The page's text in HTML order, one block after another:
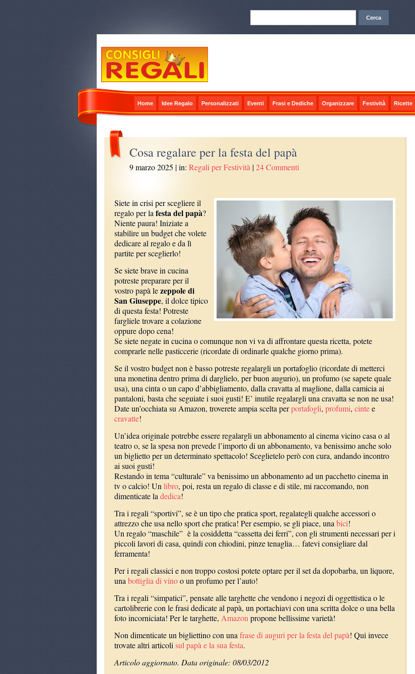
Home Idee Regalo Personalizzati Eventi Frasi e Dediche Organizzare Festività Ricette
Cosa regalare per la festa del papà
9 marzo 2025 | in:Regali per Festività |24 Commenti
Siete in crisi per scegliere il
regalo per lafesta del papà?
Niente paura! Iniziate a
stabilire un budget che volete
dedicare al regalo e da lì
partite per sceglierlo!
Se siete brave in cucina
potreste preparare per il
vostro papà lezeppole di
San Giuseppe, il dolce tipico
di questa festa! Potreste
fargliele trovare a colazione
oppure dopo cena!
Se siete negate in cucina o comunque non vi va di affrontare questa ricetta, potete
comprarle nelle pasticcerie (ricordate di ordinarle qualche giorno prima).
Se il vostro budget non è basso potreste regalargli un portafoglio (ricordate di metterci
una monetina dentro prima di darglielo, per buon augurio), un profumo (se sapete quale
usa), una cinta o un capo d’abbigliamento, dalla cravatta al maglione, dalla camicia ai
pantaloni, basta che seguiate i suoi gusti! E’ inutile regalargli una cravatta se non ne usa!
Date un’occhiata su Amazon, troverete ampia scelta perportafogli, profumi, cintee
cravatte!
Un’idea originale potrebbe essere regalargli un abbonamento al cinema vicino casa o al
teatro o, se la spesa non prevede l’importo di un abbonamento, va benissimo anche solo
un biglietto per un determinato spettacolo! Sceglietelo però con cura, andando incontro
ai suoi gusti!
Restando in tema “culturale” va benissimo un abbonamento ad un pacchetto cinema in
tv o calcio! Unlibro, poi, resta un regalo di classe e di stile, mi raccomando, non
dimenticate ladedica!
Tra i regali “sportivi”, se è un tipo che pratica sport, regalategli qualche accessori o
attrezzo che usa nello sport che pratica! Per esempio, se gli piace, unabici!
Un regalo “maschile” è la cosiddetta “cassetta dei ferri”, con gli strumenti necessari per i
piccoli lavori di casa, quindi con chiodini, pinze tenaglia… fatevi consigliare dal
ferramenta!
Per i regali classici e non troppo costosi potete optare per il set da dopobarba, un liquore,
unabottiglia di vinoo un profumo per l’auto!
Tra i regali “simpatici”, pensate alle targhette che vendono i negozi di oggettistica o le
cartolibrerie con le frasi dedicate al papà, un portachiavi con una scritta dolce o una bella
foto incorniciata! Per le targhette, Amazonpropone bellissime varietà!
Non dimenticate un bigliettino con unafrase di auguri per la festa del papà! Qui invece
trovate altri articolisul papà e la sua festa.
Articolo aggiornato. Data originale: 08/03/2012